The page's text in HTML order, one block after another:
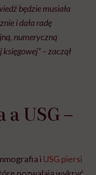
będzie musiała
i dała radę
numeryczną
– zaczął
USG –
i USG piersi